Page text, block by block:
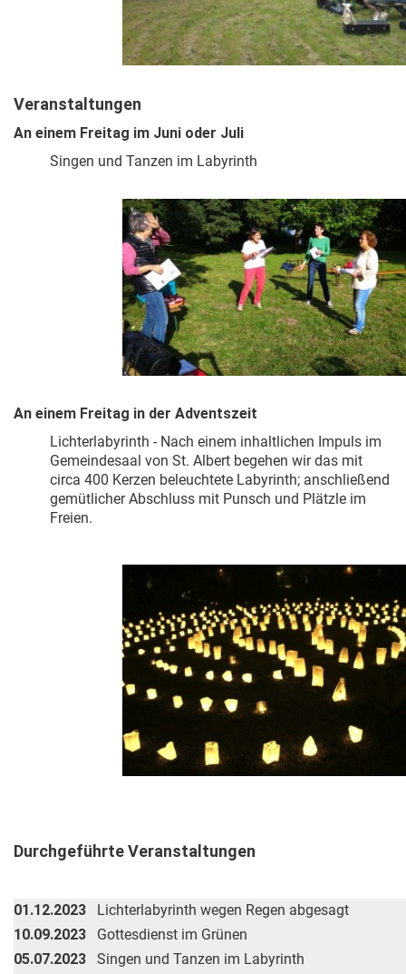
Veranstaltungen
An einem Freitag im Juni oder Juli
Singen und Tanzen im Labyrinth
An einem Freitag in der Adventszeit
Lichterlabyrinth - Nach einem inhaltlichen Impuls im
Gemeindesaal von St. Albert begehen wir das mit
circa 400 Kerzen beleuchtete Labyrinth; anschließend
gemütlicher Abschluss mit Punsch und Plätzle im
Freien.
Durchgeführte Veranstaltungen
01.12.2023
Lichterlabyrinth wegen Regen abgesagt
10.09.2023
Gottesdienst im Grünen
05.07.2023
Singen und Tanzen im Labyrinth